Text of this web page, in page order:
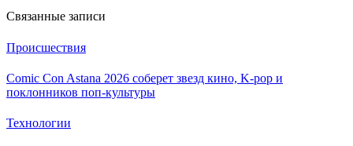
Связанные записи
Происшествия
Comic Con Astana 2026 соберет звезд кино, K-pop и
поклонников поп-культуры
Технологии